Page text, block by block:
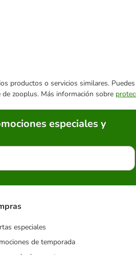
productos o servicios similares.
zooplus. Más información sobre
especiales y
especiales
de temporada